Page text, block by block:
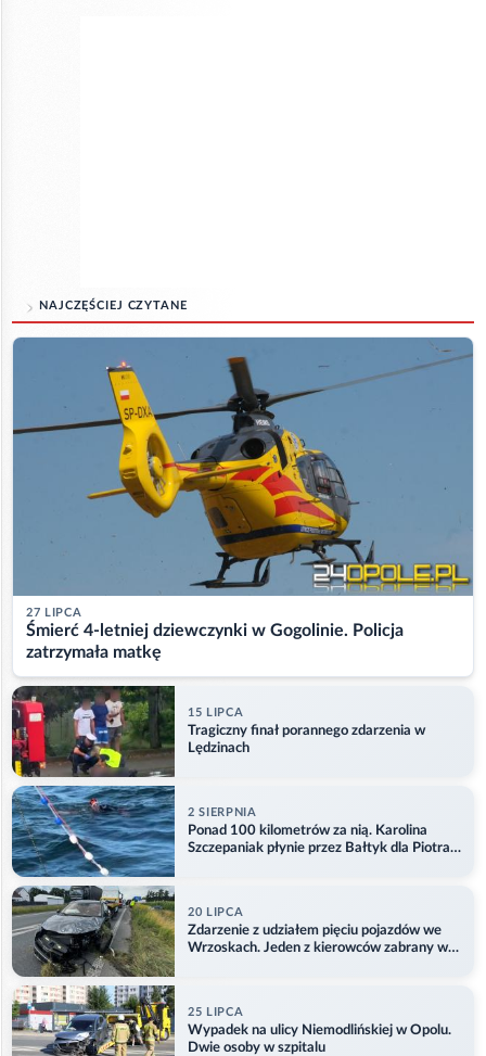
NAJCZĘŚCIEJ CZYTANE
27 LIPCA
Śmierć 4-letniej dziewczynki w Gogolinie. Policja
zatrzymała matkę
15 LIPCA
Tragiczny finał porannego zdarzenia w
Lędzinach
2 SIERPNIA
Ponad 100 kilometrów za nią. Karolina
Szczepaniak płynie przez Bałtyk dla Piotra.
20 LIPCA
Zdarzenie z udziałem pięciu pojazdów we
Wrzoskach. Jeden z kierowców zabrany w
25 LIPCA
Wypadek na ulicy Niemodlińskiej w Opolu.
Dwie osoby w szpitalu